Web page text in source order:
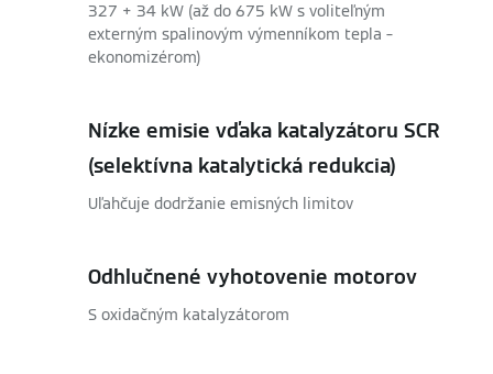
327 + 34 kW (až do 675 kW s voliteľným
externým spalinovým výmenníkom tepla –
ekonomizérom)
Nízke emisie vďaka katalyzátoru SCR
(selektívna katalytická redukcia)
Uľahčuje dodržanie emisných limitov
Odhlučnené vyhotovenie motorov
S oxidačným katalyzátorom